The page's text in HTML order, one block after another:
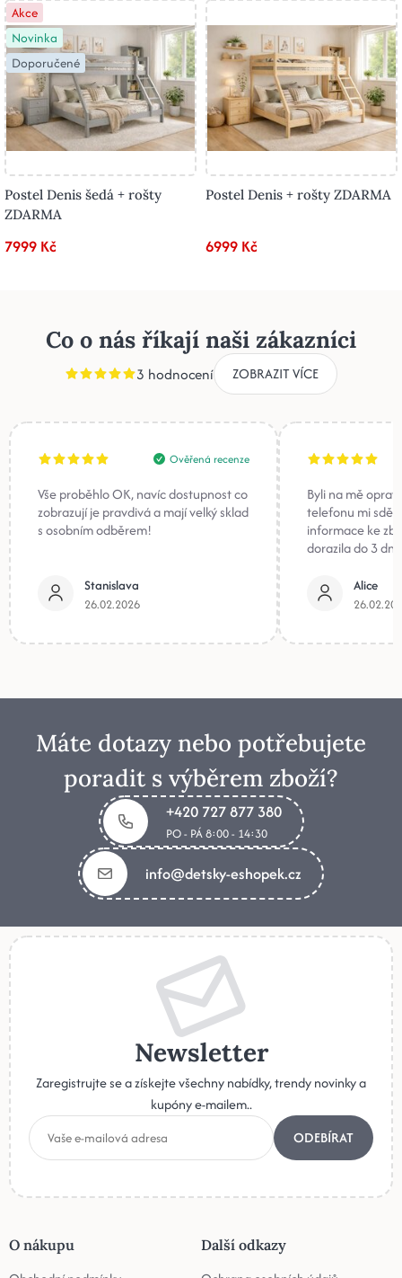
Akce
Novinka
Doporučené
Postel Denis šedá + rošty
ZDARMA
7999 Kč
Postel Denis + rošty ZDARMA
6999 Kč
Co o nás říkají naši zákazníci
3 hodnocení ZOBRAZIT VÍCE
Ověřená recenze
Vše proběhlo OK, navíc dostupnost co
zobrazují je pravdivá a mají velký sklad
s osobním odběrem!
Stanislava
26.02.2026
Byli na mě
telefonu mi
informace ke
dorazila do 3
Alice
Máte dotazy nebo potřebujete
poradit s výběrem zboží?
+420 727 877 380
PO - PÁ 8:00 - 14:30
info@detsky-eshopek.cz
Newsletter
Zaregistrujte se a získejte všechny nabídky, trendy novinky a
kupóny e-mailem..
ODEBÍRAT
O nákupu Další odkazy